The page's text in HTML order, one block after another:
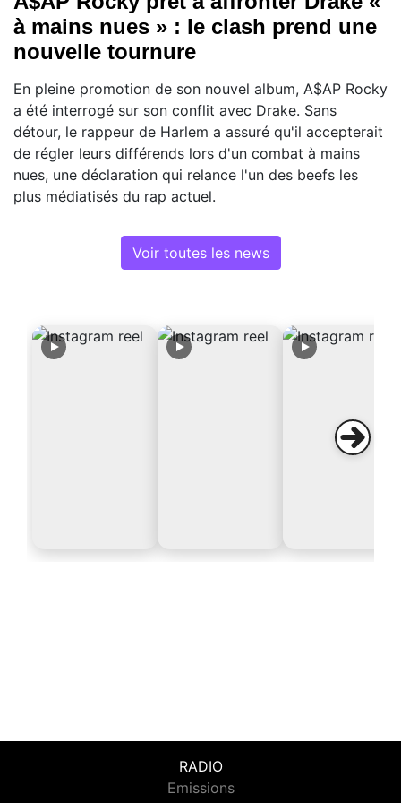
à mains nues » : le clash prend une
nouvelle tournure
En pleine promotion de son nouvel album, A$AP Rocky
a été interrogé sur son conflit avec Drake. Sans
détour, le rappeur de Harlem a assuré qu'il accepterait
de régler leurs différends lors d'un combat à mains
nues, une déclaration qui relance l'un des beefs les
plus médiatisés du rap actuel.
Voir toutes les news
RADIO
Emissions